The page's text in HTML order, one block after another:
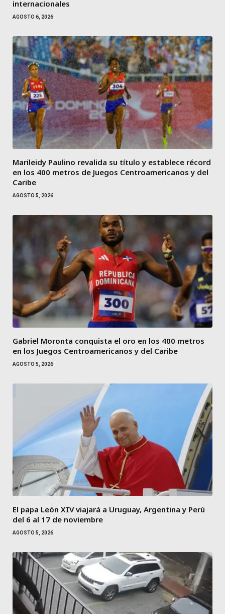
internacionales
AGOSTO 6, 2026
Marileidy Paulino revalida su título y establece récord
en los 400 metros de Juegos Centroamericanos y del
Caribe
AGOSTO 5, 2026
Gabriel Moronta conquista el oro en los 400 metros
en los Juegos Centroamericanos y del Caribe
AGOSTO 5, 2026
El papa León XIV viajará a Uruguay, Argentina y Perú
del 6 al 17 de noviembre
AGOSTO 5, 2026